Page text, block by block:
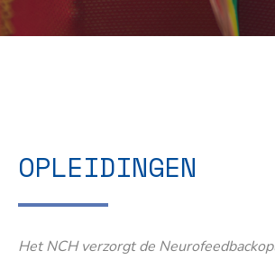
OPLEIDINGEN
Het NCH verzorgt de